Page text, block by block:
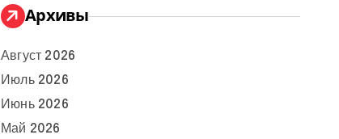
Архивы
Август 2026
Июль 2026
Июнь 2026
Май 2026